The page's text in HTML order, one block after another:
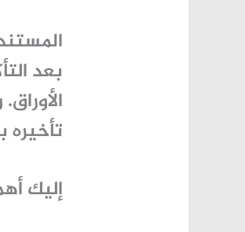
بعد
إليك